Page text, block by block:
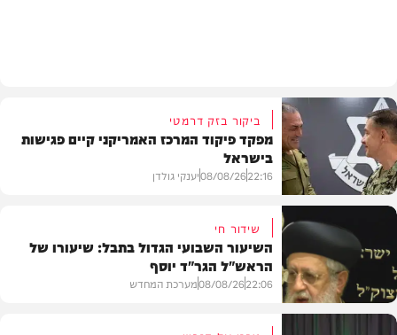
חדשות
ביקור בזק דרמטי
מפקד פיקוד המרכז האמריקני קיים פגישות
בישראל
22:16
08/08/26יענקי גולדן
שידור חי
השיעור השבועי הגדול בתבל: שיעורו של
הראש"ל הגר"ד יוסף
22:06
08/08/26מערכת המחדש